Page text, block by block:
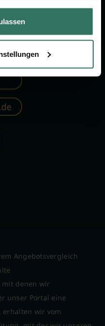
Angebotsvergleich
denen wir
unser Portal eine
erhalten wir vom